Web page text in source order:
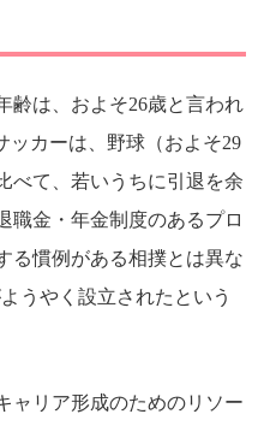
齢は、およそ26歳と言われ
ッカーは、野球（およそ29
べて、若いうちに引退を余
職金・年金制度のあるプロ
る慣例がある相撲とは異な
うやく設立されたという
ャリア形成のためのリソー